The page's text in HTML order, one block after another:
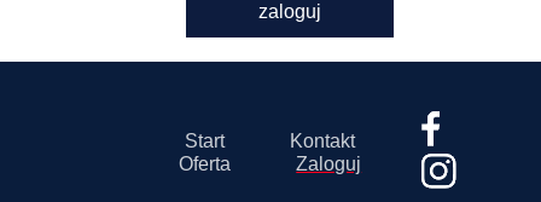
zaloguj
Start
Kontakt
Oferta
Zaloguj